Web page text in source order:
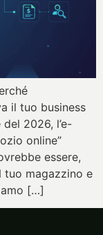
il tuo business
2026, l’e-
online”
essere,
tuo magazzino e
[…]